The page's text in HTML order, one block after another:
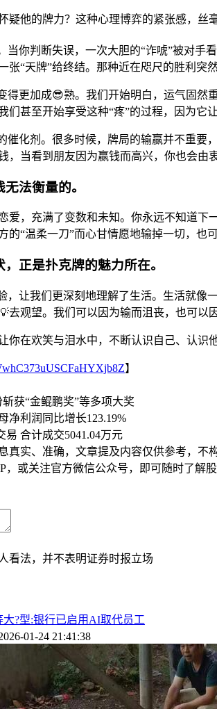
疑他的牌力？这种心理博弈的紧张感，丝
当你判断失误，一次大胆的“诈唬”被对手
张“天牌”给终结。那种近在咫尺的胜利突
得更加成😎熟。我们开始明白，运气固
们甚至开始享受这种“疼”的过程，因为它
催化剂。很多时候，牌局的输赢并不重
，当看到朋友因为赢钱而高兴，你也会由
法衡量的。
爱，充满了变数和未知。你永远不知道
的“温柔一刀”而心甘情愿地输掉一切，也
正是扑克牌的魅力所在。
，让我们更深刻地理解了生活。生活就
去观望。我们可以因为输而沮丧，也可以
你在欢笑与泪水中，不断认识自己、认识
】
获“金鲲鹏奖”等多项大奖
净利润同比增长123.19%
合计成交5041.04万元
真实、准确，文章提及内容仅供参考，不
，或关注官方微信公众号，即可随时了解
看法，并不表明证券时报立场
?型:银行已启用AI取代员工
01-24 21:41:38